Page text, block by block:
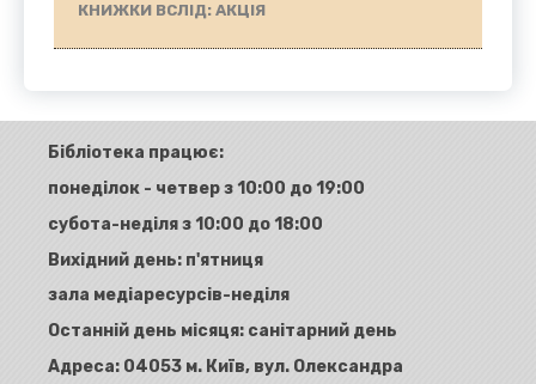
КНИЖКИ ВСЛІД: АКЦІЯ
Бібліотека працює:
понеділок - четвер з 10:00 до 19:00
субота-неділя з 10:00 до 18:00
Вихідний день: п'ятниця
зала медіаресурсів-неділя
Останній день місяця: санітарний день
Адреса: 04053 м. Київ, вул. Олександра